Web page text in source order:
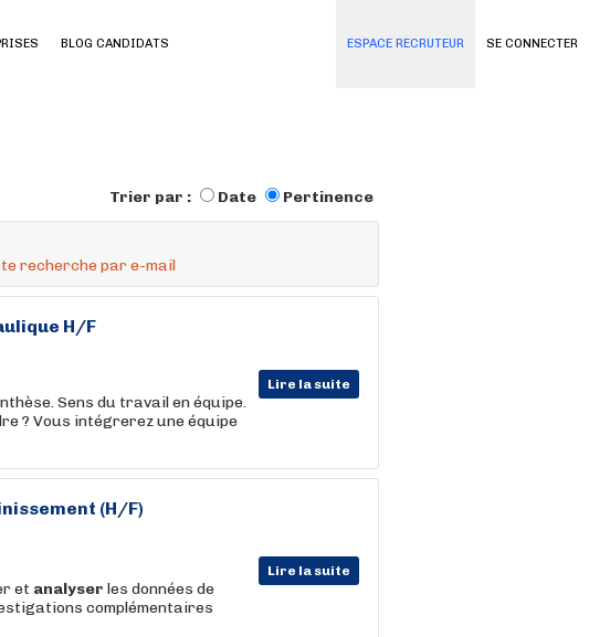
SE CONNECTER
BLOG CANDIDATS ESPACE RECRUTEUR
Trier par : Date Pertinence
recherche par e-mail
H/F
Lire la suite
Sens du travail en équipe.
? Vous intégrerez une équipe
(H/F)
Lire la suite
et analyser les données de
complémentaires